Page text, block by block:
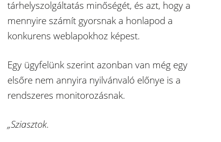
tárhelyszolgáltatás minőségét, és azt, hogy a
mennyire számít gyorsnak a honlapod a
konkurens weblapokhoz képest.
Egy ügyfelünk szerint azonban van még egy
elsőre nem annyira nyilvánvaló előnye is a
rendszeres monitorozásnak.
„Sziasztok.